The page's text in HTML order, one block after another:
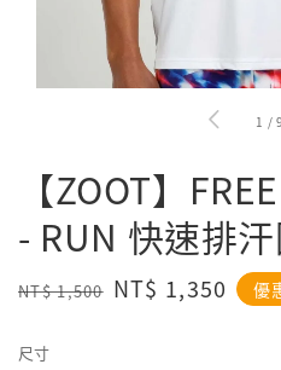
1 /9
【ZOOT】
- RUN 快速排
Regular
NT$ 1,500 Sale
NT$ 1,350 優
尺寸